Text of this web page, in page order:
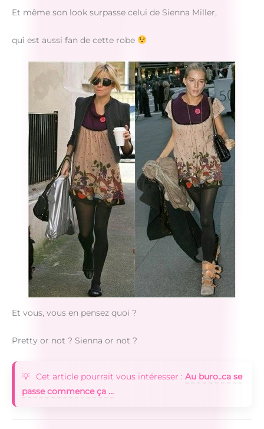
Et même son look surpasse celui de Sienna Miller,
qui est aussi fan de cette robe
Et vous, vous en pensez quoi ?
Pretty or not ? Sienna or not ?
Cet article pourrait vous intéresser : Au buro..ca se
passe commence ça ...